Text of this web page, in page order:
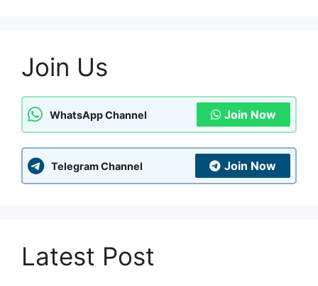
Join Us
WhatsApp Channel Join Now
Telegram Channel Join Now
Latest Post